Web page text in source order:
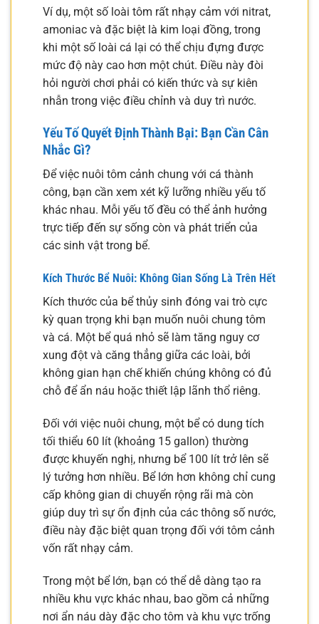
Ví dụ, một số loài tôm rất nhạy cảm với nitrat,
amoniac và đặc biệt là kim loại đồng, trong
khi một số loài cá lại có thể chịu đựng được
mức độ này cao hơn một chút. Điều này đòi
hỏi người chơi phải có kiến thức và sự kiên
nhẫn trong việc điều chỉnh và duy trì nước.
Yếu Tố Quyết Định Thành Bại: Bạn Cần Cân
Nhắc Gì?
Để việc nuôi tôm cảnh chung với cá thành
công, bạn cần xem xét kỹ lưỡng nhiều yếu tố
khác nhau. Mỗi yếu tố đều có thể ảnh hưởng
trực tiếp đến sự sống còn và phát triển của
các sinh vật trong bể.
Kích Thước Bể Nuôi: Không Gian Sống Là Trên Hết
Kích thước của bể thủy sinh đóng vai trò cực
kỳ quan trọng khi bạn muốn nuôi chung tôm
và cá. Một bể quá nhỏ sẽ làm tăng nguy cơ
xung đột và căng thẳng giữa các loài, bởi
không gian hạn chế khiến chúng không có đủ
chỗ để ẩn náu hoặc thiết lập lãnh thổ riêng.
Đối với việc nuôi chung, một bể có dung tích
tối thiểu 60 lít (khoảng 15 gallon) thường
được khuyến nghị, nhưng bể 100 lít trở lên sẽ
lý tưởng hơn nhiều. Bể lớn hơn không chỉ cung
cấp không gian di chuyển rộng rãi mà còn
giúp duy trì sự ổn định của các thông số nước,
điều này đặc biệt quan trọng đối với tôm cảnh
vốn rất nhạy cảm.
Trong một bể lớn, bạn có thể dễ dàng tạo ra
nhiều khu vực khác nhau, bao gồm cả những
nơi ẩn náu dày đặc cho tôm và khu vực trống